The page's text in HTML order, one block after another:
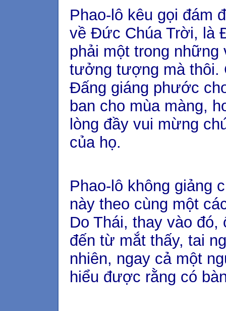
Phao-lô kêu gọi đám
về Đức Chúa Trời, là
phải một trong
tưởng tượng mà thôi.
Đấng giáng phước
ban cho mùa màng,
lòng đầy vui mừng
của họ.
Phao-lô không giảng
này theo cùng một
Do Thái, thay vào
đến từ mắt thấy, tai
nhiên, ngay cả một
hiểu được rằng có